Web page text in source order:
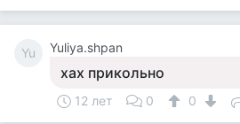
Yu Yuliya.shpan
хах прикольно
12 лет 0 0